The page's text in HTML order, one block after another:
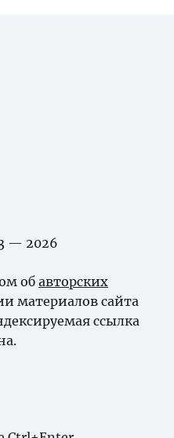
— 2026
об авторских
материалов сайта
ссылка